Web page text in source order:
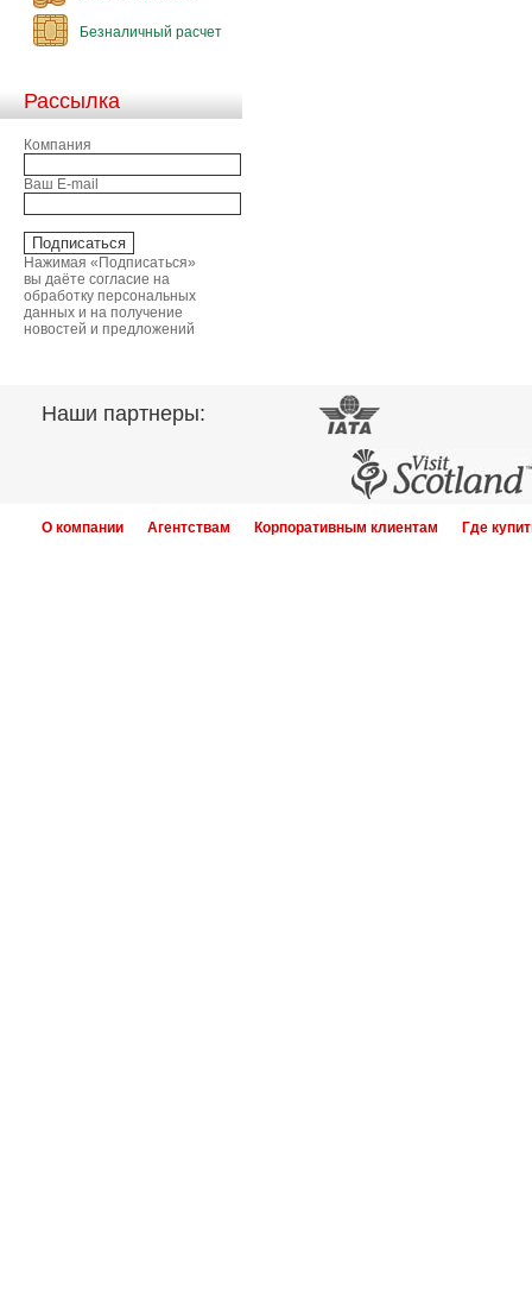
Безналичный расчет
Рассылка
Компания
Ваш E-mail
Нажимая «Подписаться»
вы даёте согласие на
обработку персональных
данных и на получение
новостей и предложений
Наши партнеры:
О компании Агентствам Корпоративным клиентам Где